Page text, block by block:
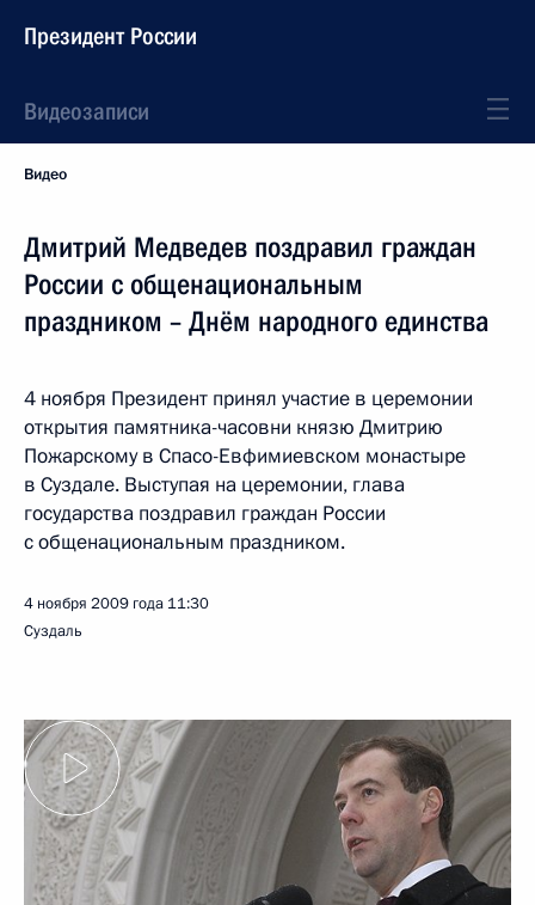
Президент России
Видеозаписи
Видео
Дмитрий Медведев поздравил граждан
России с общенациональным
праздником – Днём народного единства
4 ноября Президент принял участие в церемонии
открытия памятника-часовни князю Дмитрию
Пожарскому в Спасо-Евфимиевском монастыре
в Суздале. Выступая на церемонии, глава
государства поздравил граждан России
с общенациональным праздником.
4 ноября 2009 года 11:30
Суздаль